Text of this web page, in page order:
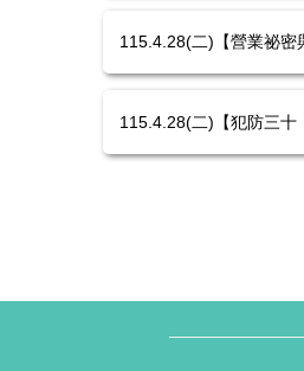
115.4.28(二)【營業祕密
115.4.28(二)【犯防三十